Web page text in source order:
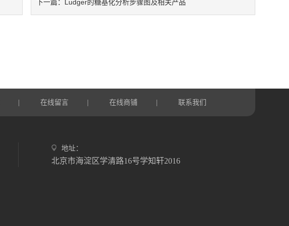
下一篇： Ludger的糖基化分析步骤图及相关产品
在线留言 在线商铺 联系我们
地址：
北京市海淀区学清路16号学知轩2016